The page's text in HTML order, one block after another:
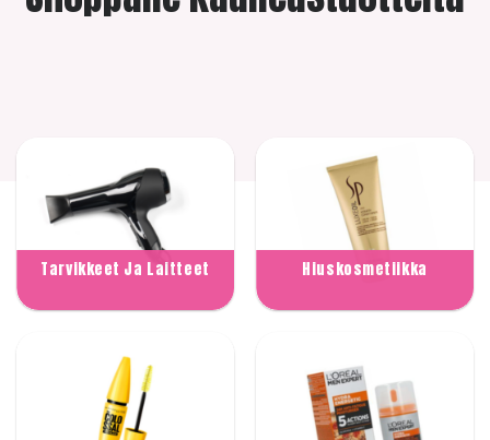
Tarvikkeet Ja Laitteet Hiuskosmetiikka